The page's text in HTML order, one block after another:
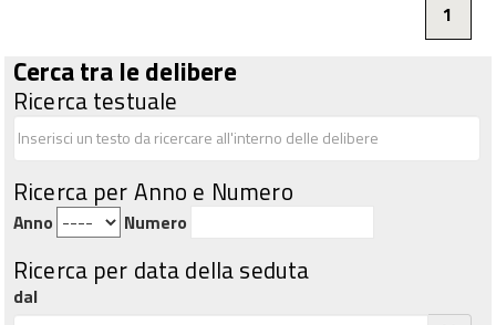
1
Cerca tra le delibere
Ricerca testuale
Ricerca per Anno e Numero
Anno Numero
Ricerca per data della seduta
dal